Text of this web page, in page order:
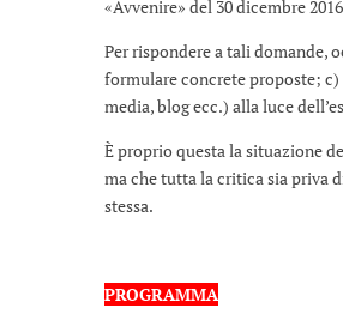
«Avvenire» del 30 dicembre
Per rispondere a tali domande,
formulare concrete proposte;
media, blog ecc.) alla luce
È proprio questa la situazione
ma che tutta la critica sia priva
stessa.
PROGRAMMA